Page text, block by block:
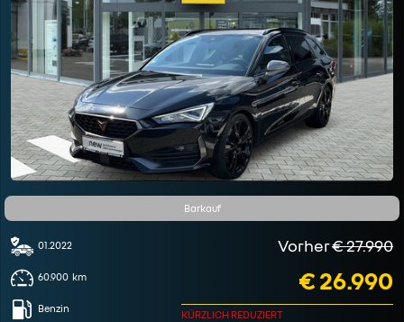
Barkauf
01.2022
60.900 km
Benzin
Vorher€ 27.990
€ 26.990
KÜRZLICH REDUZIERT